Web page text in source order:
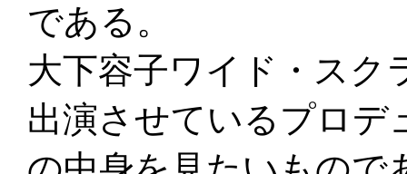
である。
大下容子ワイド・スク
出演させているプロデ